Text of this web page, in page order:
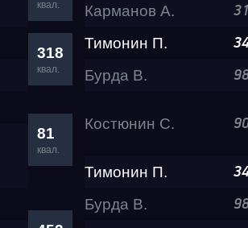
квал.
Карманов А.
318
квал.
Тимонин П.
Бурда В.
81
квал.
Костюнин С.
Тимонин П.
Бурда В.